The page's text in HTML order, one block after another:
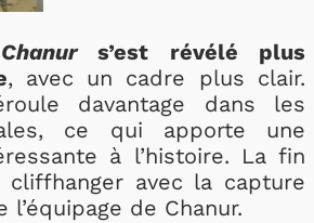
s’est révélé plus
, avec un cadre plus clair.
davantage dans les
ce qui apporte une
à l’histoire. La fin
cliffhanger avec la capture
de Chanur.